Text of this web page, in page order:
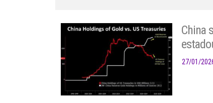
China
27/01/